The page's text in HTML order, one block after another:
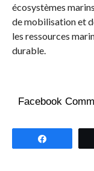
écosystèmes
de mobilisation et
les ressources
durable.
Facebook